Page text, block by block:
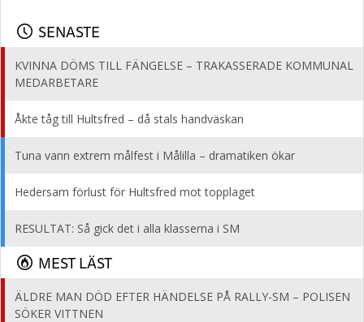
SENASTE
KVINNA DÖMS TILL FÄNGELSE – TRAKASSERADE KOMMUNAL
MEDARBETARE
Åkte tåg till Hultsfred – då stals handväskan
Tuna vann extrem målfest i Målilla – dramatiken ökar
Hedersam förlust för Hultsfred mot topplaget
RESULTAT: Så gick det i alla klasserna i SM
MEST LÄST
ÄLDRE MAN DÖD EFTER HÄNDELSE PÅ RALLY-SM – POLISEN
SÖKER VITTNEN